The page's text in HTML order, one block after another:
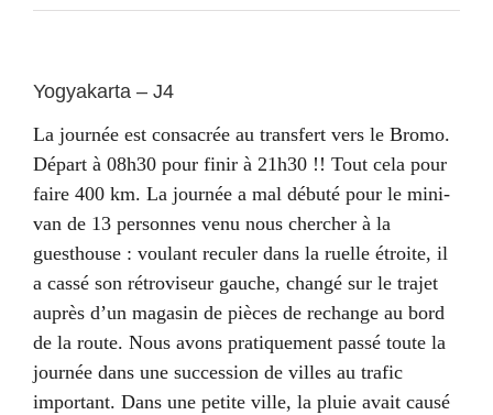
Yogyakarta – J4
La journée est consacrée au transfert vers le Bromo.
Départ à 08h30 pour finir à 21h30 !! Tout cela pour
faire 400 km. La journée a mal débuté pour le mini-
van de 13 personnes venu nous chercher à la
guesthouse : voulant reculer dans la ruelle étroite, il
a cassé son rétroviseur gauche, changé sur le trajet
auprès d’un magasin de pièces de rechange au bord
de la route. Nous avons pratiquement passé toute la
journée dans une succession de villes au trafic
important. Dans une petite ville, la pluie avait causé